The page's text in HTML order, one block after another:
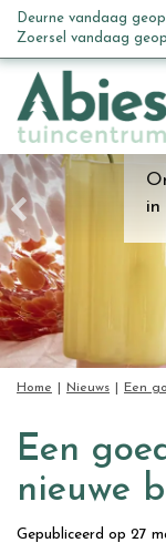
n
c
o
n
t
e
n
t
in
Home Nieuws Een
Deurne vandaag
Zoersel vandaag
Een
nieuwe
Gepubliceerd op 27